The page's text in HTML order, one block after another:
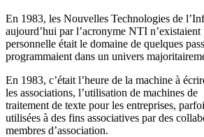
En 1983, les Nouvelles Technologies de
aujourd’hui par l’acronyme NTI
personnelle était le domaine de quelques
programmaient dans un univers
En 1983, c’était l’heure de la machine à
les associations, l’utilisation de machines de
traitement de texte pour les entreprises,
utilisées à des fins associatives par des
membres d’association.